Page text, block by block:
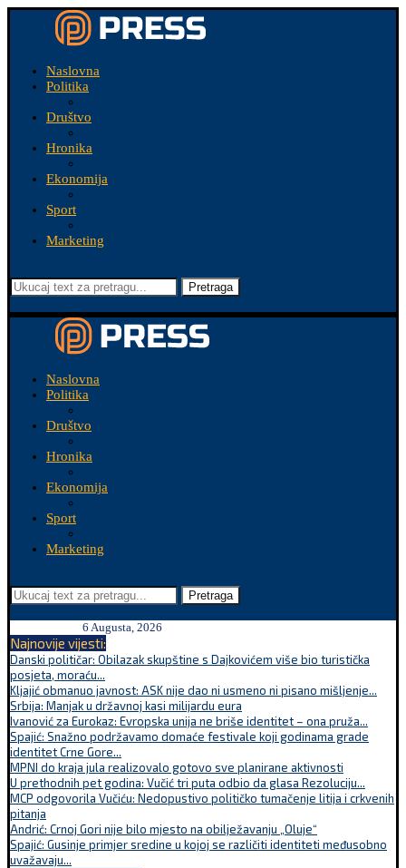
Naslovna
Politika
Društvo
Hronika
Ekonomija
Sport
Marketing
Pretraga
Naslovna
Politika
Društvo
Hronika
Ekonomija
Sport
Marketing
Pretraga
6 Augusta, 2026
Najnovije vijesti:
Danski političar: Obilazak skupštine s Dajkovićem više bio turistička
posjeta, moraću...
Kljajić obmanuo javnost: ASK nije dao ni usmeno ni pisano mišljenje...
Srbija: Manjak u državnoj kasi milijardu eura
Ivanović za Eurokaz: Evropska unija ne briše identitet – ona pruža...
Spajić: Snažno podržavamo domaće festivale koji godinama grade
identitet Crne Gore...
MPNI do kraja jula realizovalo gotovo sve planirane aktivnosti
U prethodnih pet godina: Vučić tri puta odbio da glasa Rezoluciju...
MCP odgovorila Vučiću: Nedopustivo političko tumačenje litija i crkvenih
pitanja
Andrić: Crnoj Gori nije bilo mjesto na obilježavanju „Oluje“
Spajić: Gusinje primjer sredine u kojoj se različiti identiteti međusobno
uvažavaju...